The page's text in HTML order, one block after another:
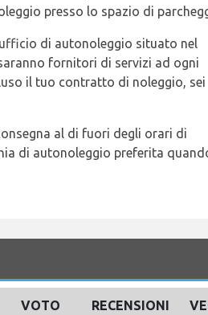
presso lo spazio di
di autonoleggio situato nel
fornitori di servizi ad ogni
il tuo contratto di noleggio, sei
al di fuori degli orari di
di autonoleggio preferita
VOTO RECENSIONI